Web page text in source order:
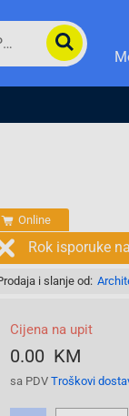
Online
Rok isporuke
i slanje od:
Cijena na upit
0.00 KM
sa PDV Troškovi